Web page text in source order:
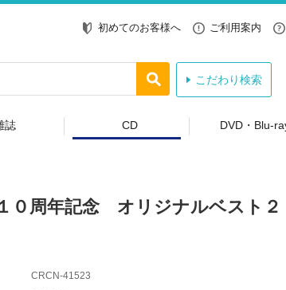
初めてのお客様へ ご利用案内
こだわり検索
誌 CD DVD・Blu-
０周年記念 オリジナルベスト２
CRCN-41523